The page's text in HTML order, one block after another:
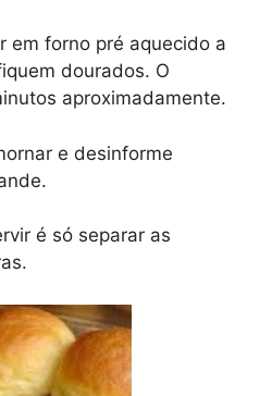
em forno pré aquecido a
dourados. O
aproximadamente.
e desinforme
é só separar as